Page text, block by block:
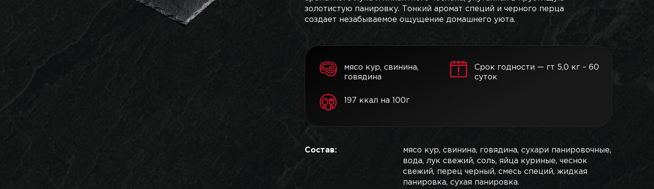
золотистую панировку. Тонкий аромат специй и черного перца
создает незабываемое ощущение домашнего уюта.
мясо кур, свинина,
говядина
Срок годности — гт 5,0 кг – 60
суток
197 ккал на 100г
Состав:
мясо кур, свинина, говядина, сухари панировочные,
вода, лук свежий, соль, яйца куриные, чеснок
свежий, перец черный, смесь специй, жидкая
панировка, сухая панировка.